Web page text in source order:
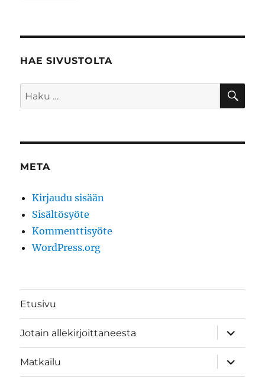
HAE SIVUSTOLTA
Etsi:
META
Kirjaudu sisään
Sisältösyöte
Kommenttisyöte
WordPress.org
Etusivu
Jotain allekirjoittaneesta
näytä
Matkailu
näytä